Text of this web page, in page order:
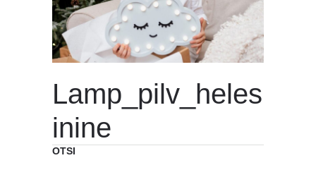
Lamp_pilv_heles
inine
OTSI